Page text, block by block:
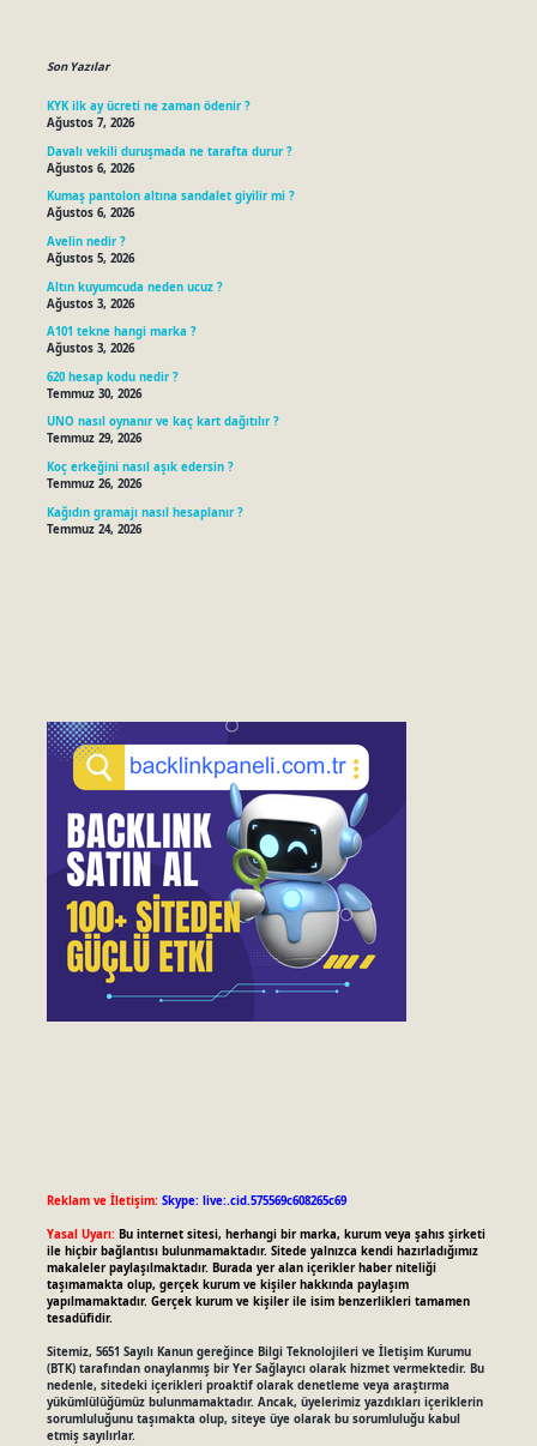
Son Yazılar
KYK ilk ay ücreti ne zaman ödenir ?
Ağustos 7, 2026
Davalı vekili duruşmada ne tarafta durur ?
Ağustos 6, 2026
Kumaş pantolon altına sandalet giyilir mi ?
Ağustos 6, 2026
Avelin nedir ?
Ağustos 5, 2026
Altın kuyumcuda neden ucuz ?
Ağustos 3, 2026
A101 tekne hangi marka ?
Ağustos 3, 2026
620 hesap kodu nedir ?
Temmuz 30, 2026
UNO nasıl oynanır ve kaç kart dağıtılır ?
Temmuz 29, 2026
Koç erkeğini nasıl aşık edersin ?
Temmuz 26, 2026
Kağıdın gramajı nasıl hesaplanır ?
Temmuz 24, 2026
Reklam ve İletişim: Skype: live:.cid.575569c608265c69
Yasal Uyarı: Bu internet sitesi, herhangi bir marka, kurum veya şahıs şirketi
ile hiçbir bağlantısı bulunmamaktadır. Sitede yalnızca kendi hazırladığımız
makaleler paylaşılmaktadır. Burada yer alan içerikler haber niteliği
taşımamakta olup, gerçek kurum ve kişiler hakkında paylaşım
yapılmamaktadır. Gerçek kurum ve kişiler ile isim benzerlikleri tamamen
tesadüfidir.
Sitemiz, 5651 Sayılı Kanun gereğince Bilgi Teknolojileri ve İletişim Kurumu
(BTK) tarafından onaylanmış bir Yer Sağlayıcı olarak hizmet vermektedir. Bu
nedenle, sitedeki içerikleri proaktif olarak denetleme veya araştırma
yükümlülüğümüz bulunmamaktadır. Ancak, üyelerimiz yazdıkları içeriklerin
sorumluluğunu taşımakta olup, siteye üye olarak bu sorumluluğu kabul
etmiş sayılırlar.